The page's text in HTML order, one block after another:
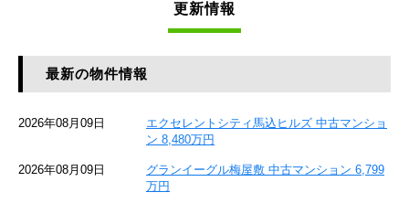
更新情報
最新の物件情報
2026年08月09日
エクセレントシティ馬込ヒルズ 中古マンショ
ン 8,480万円
2026年08月09日
グランイーグル梅屋敷 中古マンション 6,799
万円